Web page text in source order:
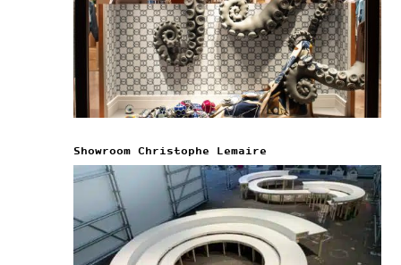
Showroom Christophe Lemaire